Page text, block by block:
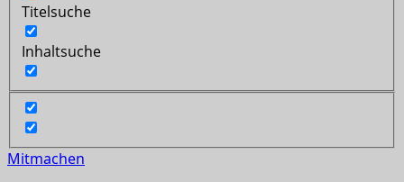
Titelsuche
Inhaltsuche
Mitmachen